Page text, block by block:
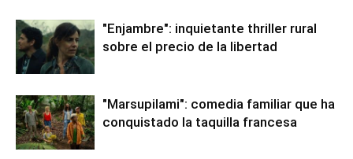
"Enjambre": inquietante thriller rural
sobre el precio de la libertad
"Marsupilami": comedia familiar que ha
conquistado la taquilla francesa